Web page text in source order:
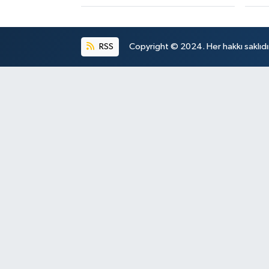
RSS Copyright © 2024. Her hakkı